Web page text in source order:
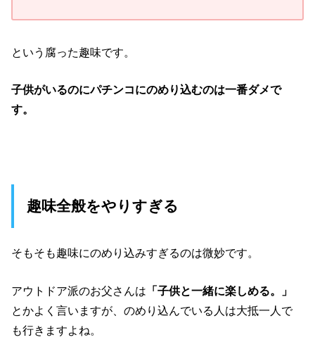
という腐った趣味です。
子供がいるのにパチンコにのめり込むのは一番ダメで
す。
趣味全般をやりすぎる
そもそも趣味にのめり込みすぎるのは微妙です。
アウトドア派のお父さんは 「子供と一緒に楽しめる。」
とかよく言いますが、のめり込んでいる人は大抵一人で
も行きますよね。